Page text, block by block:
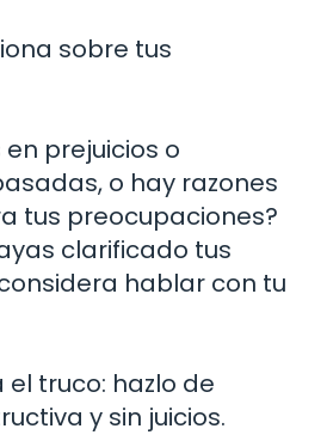
sobre tus
prejuicios o
o hay razones
tus preocupaciones?
clarificado tus
hablar con tu
el truco: hazlo de
y sin juicios.